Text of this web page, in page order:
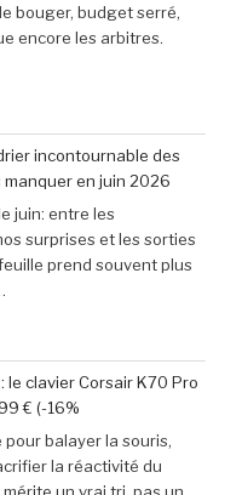
bouger, budget serré,
encore les arbitres.
incontournable des
en juin 2026
juin: entre les
surprises et les sorties
prend souvent plus
clavier Corsair K70 Pro
€ (-16%
pour balayer la souris,
la réactivité du